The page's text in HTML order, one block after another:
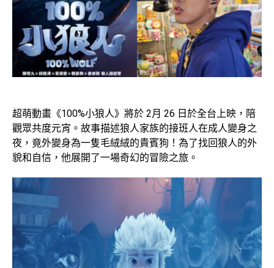
超萌動畫《100%小狼人》將於 2月 26 日於全台上映，陪
觀眾共度元宵。故事描述狼人家族的接班人在成人變身之
夜，竟外變身為一隻毛絨絨的貴賓狗！為了找回狼人的外
貌和自信，他展開了一場奇幻的冒險之旅。